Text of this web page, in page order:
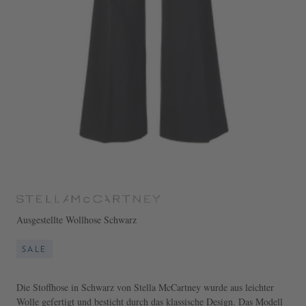
Ausgestellte Wollhose Schwarz
SALE
Die Stoffhose in Schwarz von Stella McCartney wurde aus leichter
Wolle gefertigt und besticht durch das klassische Design. Das Modell